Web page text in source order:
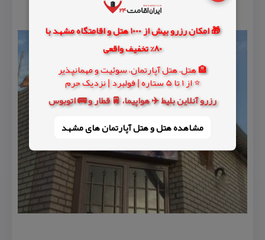
🎁 امکان رزرو بیش از 1000 هتل و اقامتگاه مشهد با
80% تخفیف واقعی
🏨 هتل، هتل آپارتمان، سوئیت و مهمانپذیر
⭐ از 1 تا 5 ستاره | فولبرد | نزدیک حرم
رزرو آنلاین بلیط ✈️ هواپیما، 🚆 قطار و 🚌 اتوبوس
مشاهده هتل و هتل‌ آپارتمان های مشهد